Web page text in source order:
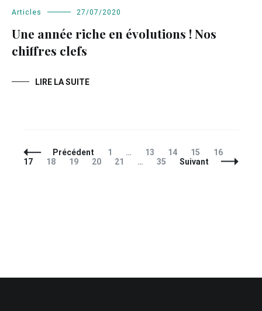
Articles 27/07/2020
Une année riche en évolutions ! Nos
chiffres clefs
LIRE LA SUITE
Navigation
des
Précédent Page
1 … Page
13 Page
14 Page
15 Page
16
17
Page
18 Page
19 Page
20 Page
21 … Page
35 Suivant